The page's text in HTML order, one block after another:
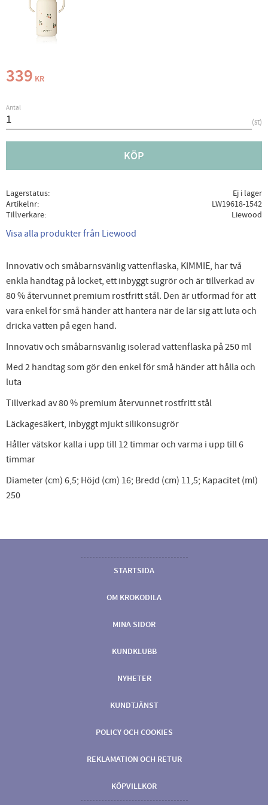
339 KR
Antal
st
KÖP
Lagerstatus
Ej i lager
Artikelnr
LW19618-1542
Tillverkare
Liewood
Visa alla produkter från Liewood
Innovativ och småbarnsvänlig vattenflaska, KIMMIE, har två
enkla handtag på locket, ett inbyggt sugrör och är tillverkad av
80 % återvunnet premium rostfritt stål. Den är utformad för att
vara enkel för små händer att hantera när de lär sig att luta och
dricka vatten på egen hand.
Innovativ och småbarnsvänlig isolerad vattenflaska på 250 ml
Med 2 handtag som gör den enkel för små händer att hålla och
luta
Tillverkad av 80 % premium återvunnet rostfritt stål
Läckagesäkert, inbyggt mjukt silikonsugrör
Håller vätskor kalla i upp till 12 timmar och varma i upp till 6
timmar
Diameter (cm) 6,5; Höjd (cm) 16; Bredd (cm) 11,5; Kapacitet (ml)
250
STARTSIDA
OM KROKODILA
MINA SIDOR
KUNDKLUBB
NYHETER
KUNDTJÄNST
POLICY OCH COOKIES
REKLAMATION OCH RETUR
KÖPVILLKOR